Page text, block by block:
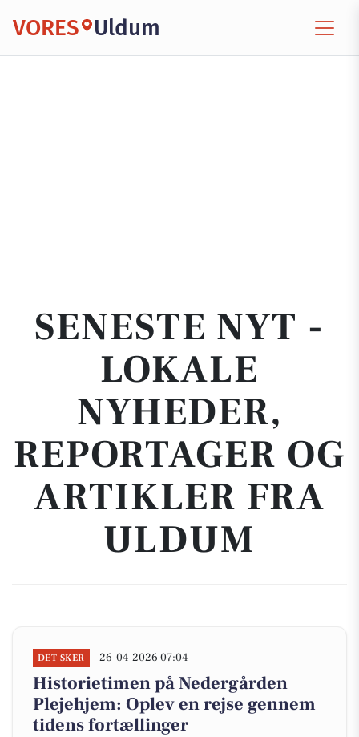
VORES Uldum
SENESTE NYT -
LOKALE
NYHEDER,
REPORTAGER OG
ARTIKLER FRA
ULDUM
DET SKER 26-04-2026 07:04
Historietimen på Nedergården
Plejehjem: Oplev en rejse gennem
tidens fortællinger